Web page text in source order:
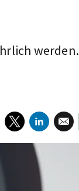
werden.